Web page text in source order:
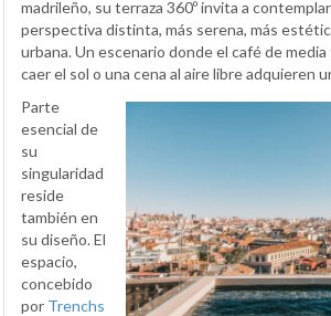
madrileño, su terraza 360º invita a
perspectiva distinta, más serena, más
urbana. Un escenario donde el café de
caer el sol o una cena al aire libre adquieren
Parte
esencial de
su
singularidad
reside
también en
su diseño. El
espacio,
concebido
por Trenchs